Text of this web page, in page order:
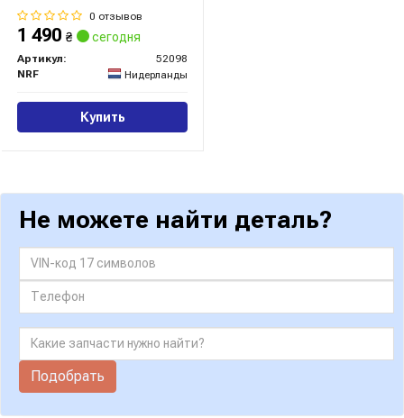
0 отзывов
1 490 ₴ сегодня
Артикул:
52098
NRF
Нидерланды
Купить
Не можете найти деталь?
Подобрать